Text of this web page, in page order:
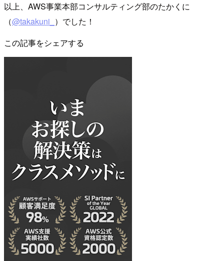
以上、AWS事業本部コンサルティング部のたかくに
（@takakuni_ ）でした！
この記事をシェアする